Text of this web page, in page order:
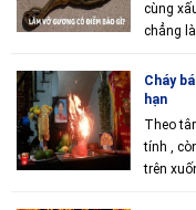
cùng
chẳng
Cháy
hạn
Theo
tính ,
trên